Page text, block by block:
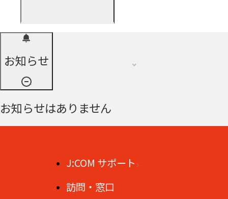
お知らせ
お知らせはありません
J:COM サポート
訪問・窓口